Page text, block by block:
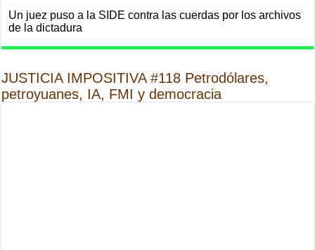
Un juez puso a la SIDE contra las cuerdas por los archivos
de la dictadura
JUSTICIA IMPOSITIVA #118 Petrodólares,
petroyuanes, IA, FMI y democracia